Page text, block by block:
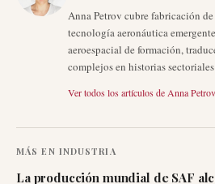
Anna Petrov cubre fabricación
tecnología aeronáutica
aeroespacial de formación,
complejos en historias
Ver todos los artículos de Anna Petrov
MÁS EN INDUSTRIA
La producción mundial de SAF